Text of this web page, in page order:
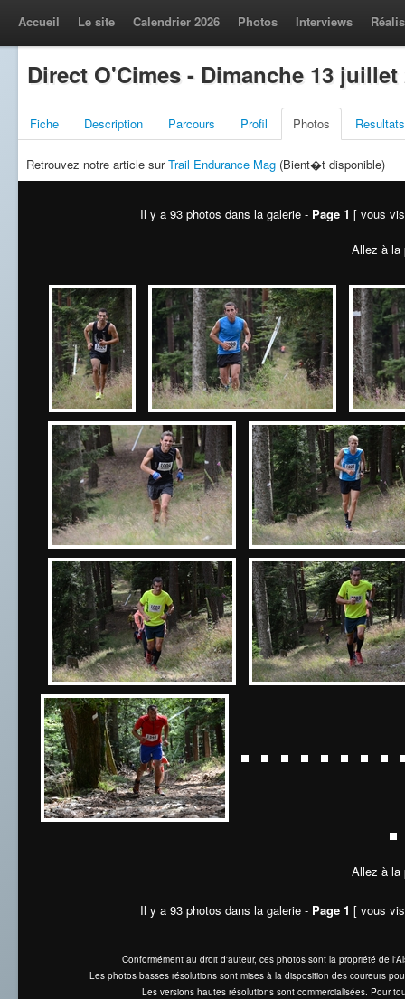
Accueil Le site Calendrier 2026 Photos Interviews
Direct O'Cimes - Dimanche 13 juillet
Fiche Description Parcours Profil Photos Resultats
Retrouvez notre article surTrail Endurance Mag (Bient�t disponible)
Il y a 93 photos dans la galerie - Page 1 [ vous
Allez à
Allez à
Il y a 93 photos dans la galerie - Page 1 [ vous
Conformément au droit d'auteur, ces photos sont la propriété de
Les photos basses résolutions sont mises à la disposition des coureurs
Les versions hautes résolutions sont commercialisées. Pour